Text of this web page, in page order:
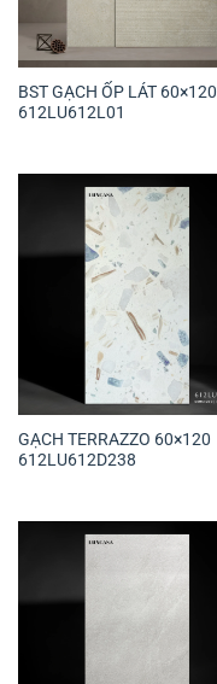
BST GẠCH ỐP LÁT 60×120
612LU612L01
GẠCH TERRAZZO 60×120
612LU612D238